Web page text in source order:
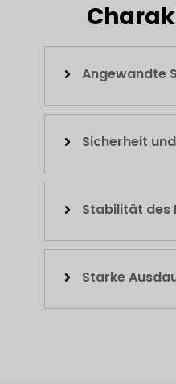
Angewandte
Sicherheit
Stabilität des
Starke